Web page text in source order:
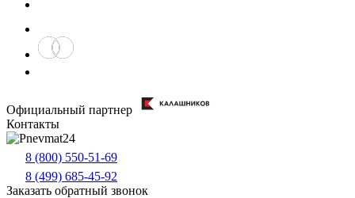
Официальный партнер
Контакты
8 (800) 550-51-69
8 (499) 685-45-92
Заказать обратный звонок